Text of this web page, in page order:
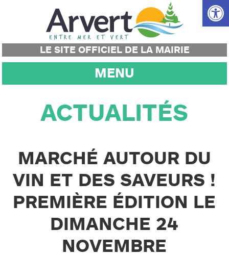
Ouvrir
LE SITE OFFICIEL DE LA MAIRIE
MENU
ACTUALITÉS
MARCHÉ AUTOUR DU
VIN ET DES SAVEURS !
PREMIÈRE ÉDITION LE
DIMANCHE 24
NOVEMBRE